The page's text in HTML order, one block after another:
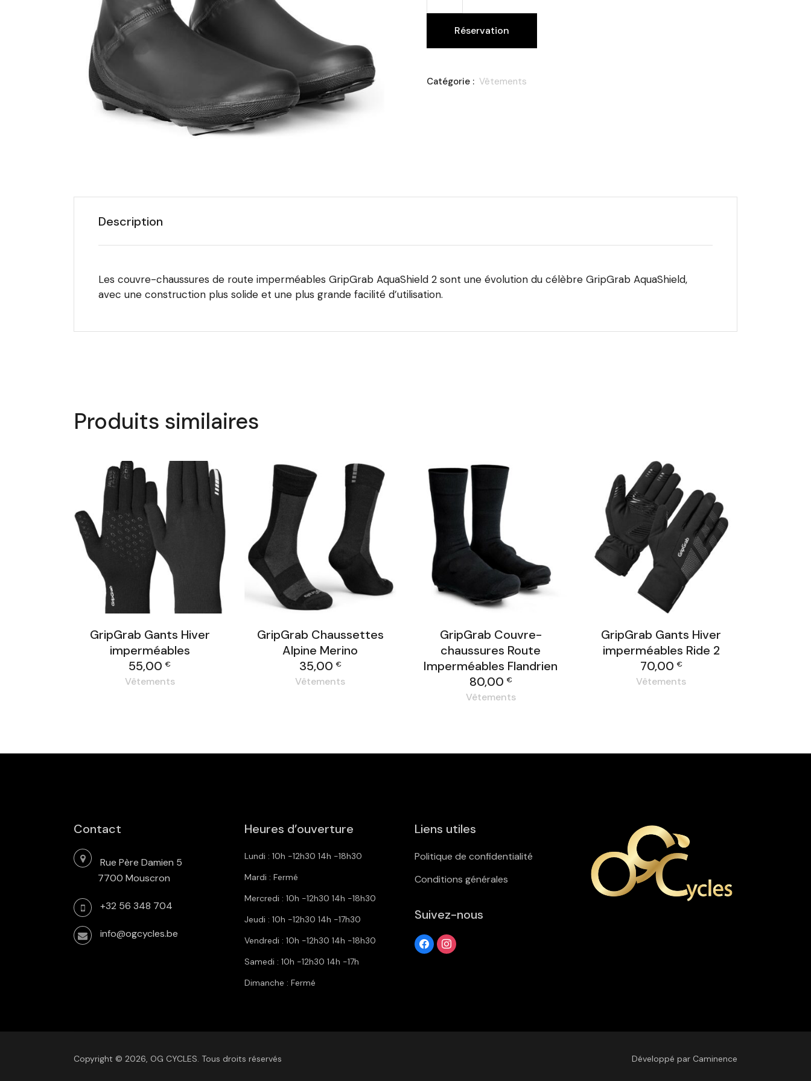
Réservation
Catégorie : Vêtements
Description
Les couvre-chaussures de route imperméables GripGrab AquaShield 2 sont une évolution du célèbre GripGrab AquaShield,
avec une construction plus solide et une plus grande facilité d’utilisation.
Produits similaires
GripGrab Gants Hiver
imperméables
55,00€
Vêtements
GripGrab Chaussettes
Alpine Merino
35,00€
Vêtements
GripGrab Couvre-
chaussures Route
Imperméables Flandrien
80,00€
Vêtements
GripGrab Gants Hiver
imperméables Ride 2
70,00€
Vêtements
Contact
Rue Père Damien 5
7700 Mouscron
+32 56 348 704
info@ogcycles.be
Heures d’ouverture
Lundi : 10h -12h30 14h -18h30
Mardi : Fermé
Mercredi : 10h -12h30 14h -18h30
Jeudi : 10h -12h30 14h -17h30
Vendredi : 10h -12h30 14h -18h30
Samedi : 10h -12h30 14h -17h
Dimanche : Fermé
Liens utiles
Politique de confidentialité
Conditions générales
Suivez-nous
Copyright © 2026, OG CYCLES. Tous droits réservés Développé par Caminence